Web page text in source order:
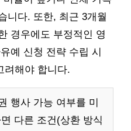
니다. 또한, 최근 3개월
경우에도 부정적인 영
예 신청 전략 수립 시
려해야 합니다.
행사 가능 여부를 미
다른 조건(상환 방식